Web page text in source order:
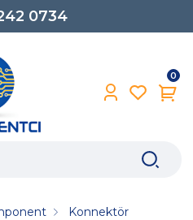
0734
0
Konnektör